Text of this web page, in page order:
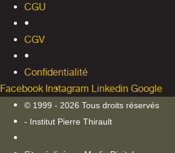
CGU
•
CGV
•
Confidentialité
Facebook Instagram Linkedin Google
© 1999 - 2026 Tous droits réservés
- Institut Pierre Thirault